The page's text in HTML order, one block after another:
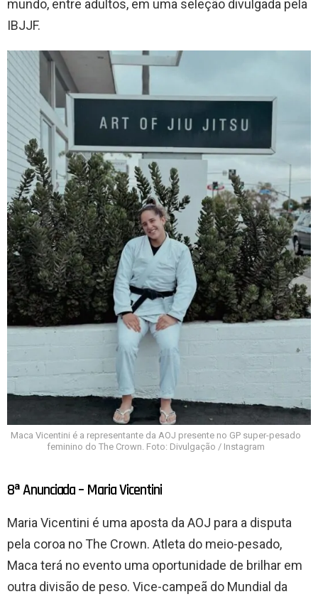
mundo, entre adultos, em uma seleção divulgada pela
IBJJF.
Maca Vicentini é a representante da AOJ presente no GP super-pesado
feminino do The Crown. Foto: Divulgação / Instagram
8ª Anunciada – Maria Vicentini
Maria Vicentini é uma aposta da AOJ para a disputa
pela coroa no The Crown. Atleta do meio-pesado,
Maca terá no evento uma oportunidade de brilhar em
outra divisão de peso. Vice-campeã do Mundial da